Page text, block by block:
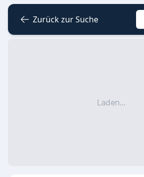
Zurück zur Suche
Laden...